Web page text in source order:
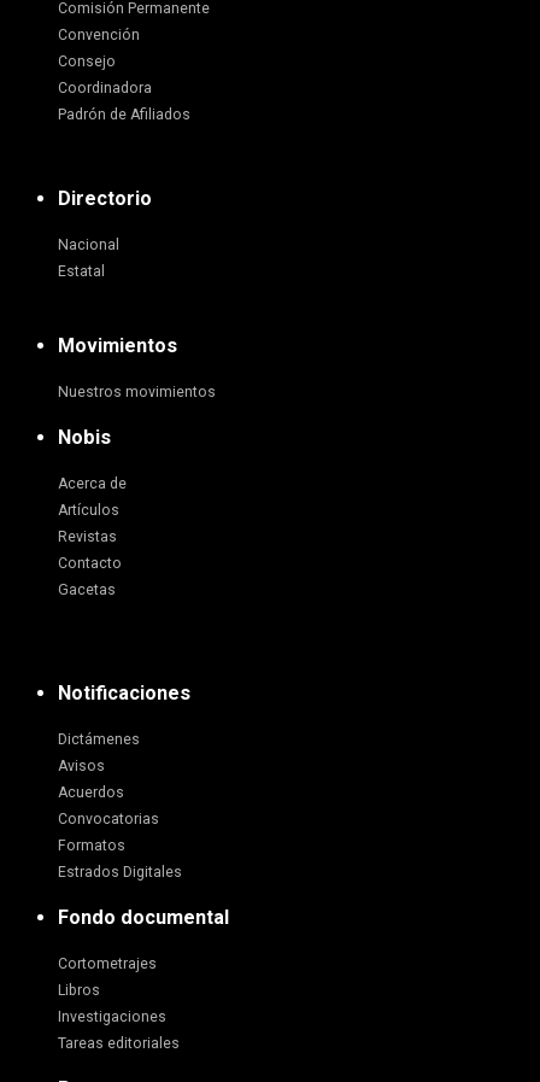
Comisión Permanente
Convención
Consejo
Coordinadora
Padrón de Afiliados
Directorio
Nacional
Estatal
Movimientos
Nuestros movimientos
Nobis
Acerca de
Artículos
Revistas
Contacto
Gacetas
Notificaciones
Dictámenes
Avisos
Acuerdos
Convocatorias
Formatos
Estrados Digitales
Fondo documental
Cortometrajes
Libros
Investigaciones
Tareas editoriales